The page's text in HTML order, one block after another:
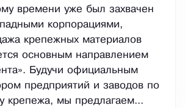
времени уже был захвачен
корпорациями,
крепежных материалов
основным направлением
Будучи официальным
предприятий и заводов по
крепежа, мы предлагаем...